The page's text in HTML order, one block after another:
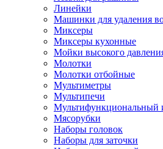
Линейки
Машинки для удаления
Миксеры
Миксеры кухонные
Мойки высокого
Молотки
Молотки отбойные
Мультиметры
Мультипечи
Мультифункциональный
Мясорубки
Наборы головок
Наборы для заточки